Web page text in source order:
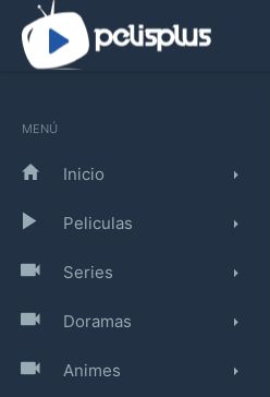
MENÚ
Inicio
Peliculas
Series
Doramas
Animes